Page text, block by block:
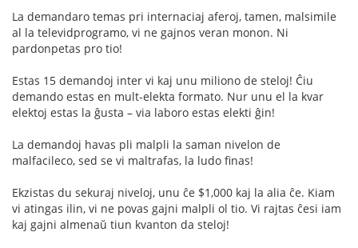
La demandaro temas pri internaciaj aferoj, tamen, malsimile
al la televidprogramo, vi ne gajnos veran monon. Ni
pardonpetas pro tio!
Estas 15 demandoj inter vi kaj unu miliono de steloj! Ĉiu
demando estas en mult-elekta formato. Nur unu el la kvar
elektoj estas la ĝusta – via laboro estas elekti ĝin!
La demandoj havas pli malpli la saman nivelon de
malfacileco, sed se vi maltrafas, la ludo finas!
Ekzistas du sekuraj niveloj, unu ĉe $1,000 kaj la alia ĉe. Kiam
vi atingas ilin, vi ne povas gajni malpli ol tio. Vi rajtas ĉesi iam
kaj gajni almenaŭ tiun kvanton da steloj!